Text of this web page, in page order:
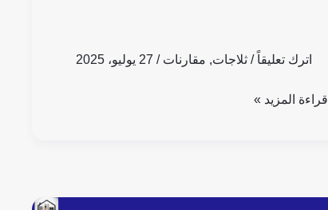
اترك تعليقاً /ثلاجات, مقارنات / 27 يوليو، 2025
قراءة المزيد »